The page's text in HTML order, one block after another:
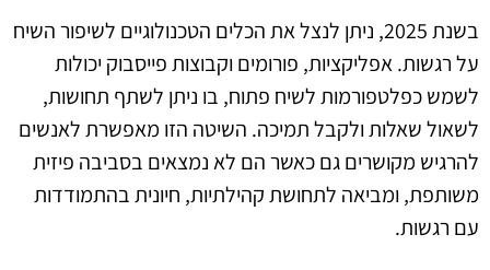
בשנת 2025, ניתן לנצל את הכלים הטכנולוגיים לשיפור השיח
על רגשות. אפליקציות, פורומים וקבוצות פייסבוק יכולות
לשמש כפלטפורמות לשיח פתוח, בו ניתן לשתף תחושות,
לשאול שאלות ולקבל תמיכה. השיטה הזו מאפשרת לאנשים
להרגיש מקושרים גם כאשר הם לא נמצאים בסביבה פיזית
משותפת, ומביאה לתחושת קהילתיות, חיונית בהתמודדות
עם רגשות.